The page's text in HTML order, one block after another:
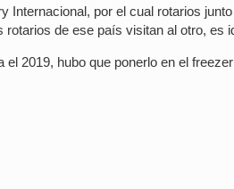
Internacional, por el cual rotarios
de ese país visitan al otro, es
2019, hubo que ponerlo en el